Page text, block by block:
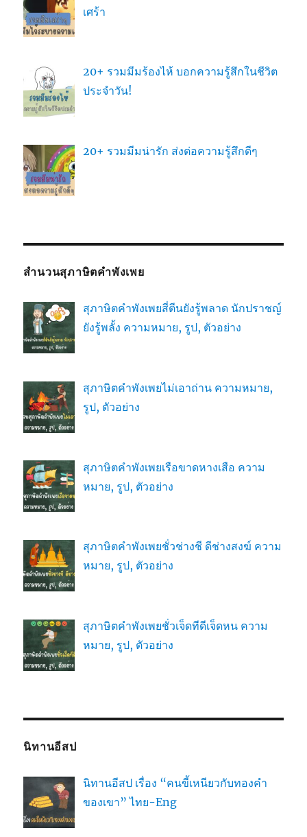
เศร้า
20+ รวมมีมร้องไห้ บอกความรู้สึกในชีวิต
ประจำวัน!
20+ รวมมีมน่ารัก ส่งต่อความรู้สึกดีๆ
สำนวนสุภาษิตคำพังเพย
สุภาษิตคำพังเพยสี่ตีนยังรู้พลาด นักปราชญ์
ยังรู้พลั้ง ความหมาย, รูป, ตัวอย่าง
สุภาษิตคำพังเพยไม่เอาถ่าน ความหมาย,
รูป, ตัวอย่าง
สุภาษิตคำพังเพยเรือขาดหางเสือ ความ
หมาย, รูป, ตัวอย่าง
สุภาษิตคำพังเพยชั่วช่างชี ดีช่างสงฆ์ ความ
หมาย, รูป, ตัวอย่าง
สุภาษิตคำพังเพยชั่วเจ็ดทีดีเจ็ดหน ความ
หมาย, รูป, ตัวอย่าง
นิทานอีสป
นิทานอีสป เรื่อง “คนขี้เหนียวกับทองคำ
ของเขา” ไทย-Eng